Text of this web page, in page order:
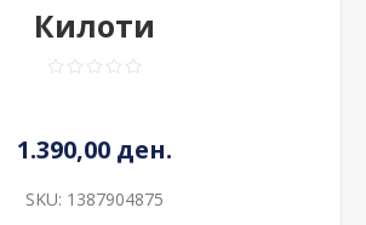
Килоти
1.390,00 ден.
SKU: 1387904875